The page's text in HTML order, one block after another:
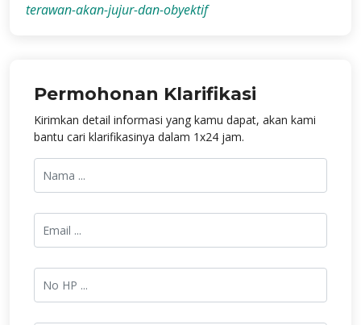
terawan-akan-jujur-dan-obyektif
Permohonan Klarifikasi
Kirimkan detail informasi yang kamu dapat, akan kami
bantu cari klarifikasinya dalam 1x24 jam.